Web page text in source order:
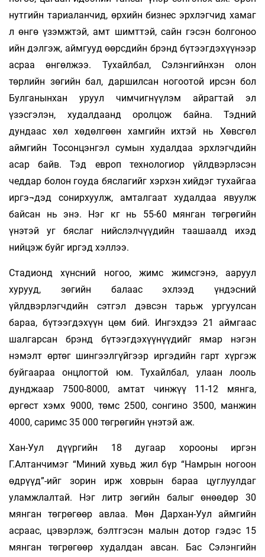
нутгийн тариаланчид, өрхийн бизнес эрхлэгчид хамаг
л өнгө үзэмжтэй, амт шимттэй, сайн гэсэн болгоноо
ийн дэлгэж, аймгууд өөрсдийн брэнд бүтээгдэхүүнээр
асраа өнгөлжээ. Тухайлбал, Сэлэнгийнхэн олон
төрлийн зөгийн бал, даршилсан ногоотой ирсэн бол
Булганынхан уруул чимчигнүүлэм айрагтай эл
үзэсгэлэн, худалдаанд оролцож байна. Тэдний
дундаас хөл хөдөлгөөн хамгийн ихтэй нь Хөвсгөл
аймгийн Тосонцэнгэл сумын худалдаа эрхлэгчдийн
асар байв. Тэд европ технологиор үйлдвэрлэсэн
чеддар болон гоуда бяслагийг хэрхэн хийдэг тухайгаа
иргэ¬дэд сонирхуулж, амталгаат худалдаа явуулж
байсан нь энэ. Нэг кг нь 55-60 мянган төгрөгийн
үнэтэй уг бяслаг нийслэлчүүдийн таашаалд ихэд
нийцэж буйг иргэд хэллээ.
Стадионд хүнсний ногоо, жимс жимсгэнэ, ааруул
хурууд, зөгийн балаас эхлээд үндэсний
үйлдвэрлэгчдийн сэтгэл дэвсэн тарьж ургуулсан
бараа, бүтээгдэхүүн цөм бий. Ингэхдээ 21 аймгаас
шалгарсан брэнд бүтээгдэхүүнүүдийг ямар нэгэн
нэмэлт өртөг шингээлгүйгээр иргэдийн гарт хүргэж
буйгаараа онцлогтой юм. Тухайлбал, улаан лооль
дунджаар 7500-8000, амтат чинжүү 11-12 мянга,
өргөст хэмх 9000, төмс 2500, сонгино 3500, манжин
4000, саримс 35 000 төгрөгийн үнэтэй аж.
Хан-Уул дүүргийн 18 дугаар хорооны иргэн
Г.Алтанчимэг “Миний хувьд жил бүр “Намрын ногоон
өдрүүд”-ийг зорин ирж ховрын бараа цуглуулдаг
уламжлалтай. Нэг литр зөгийн балыг өнөөдөр 30
мянган төгрөгөөр авлаа. Мөн Дархан-Уул аймгийн
асраас, цэвэрлэж, бэлтгэсэн малын дотор гэдэс 15
мянган төгрөгөөр худалдан авсан. Бас Сэлэнгийн